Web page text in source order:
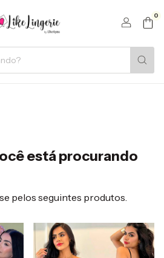
0
está procurando
pelos seguintes produtos.